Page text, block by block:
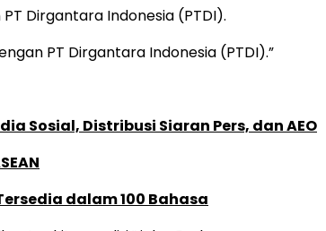
Dirgantara Indonesia (PTDI).
PT Dirgantara Indonesia (PTDI).”
Sosial, Distribusi Siaran Pers, dan AEO
dalam 100 Bahasa